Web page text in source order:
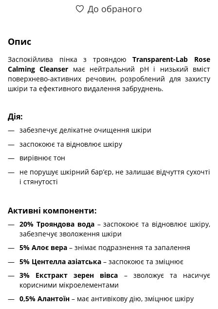
До обраного
Опис
Заспокійлива пінка з трояндоюTransparent-Lab Rose
Calming Cleanser має нейтральний pH і низький вміст
поверхнево-активних речовин, розроблений для захисту
шкіри та ефективного видалення забруднень.
Дія:
забезпечує делікатне очищення шкіри
заспокоює та відновлює шкіру
вирівнює тон
не порушує шкірний бар’єр, не залишає відчуття сухочті
і стянутості
Активні компоненти:
20% Трояндова вода– заспокоює та відновлює шкіру,
забезпечує зволоження шкіри
5% Алоє вера – знімає подразнення та запалення
5% Центелла азіатська – заспокоює та зміцнює
3% Екстракт зерен вівса – зволожує та насичує
корисними мікроелементами
0,5% Алантоїн – має антивікову дію, зміцнює шкіру